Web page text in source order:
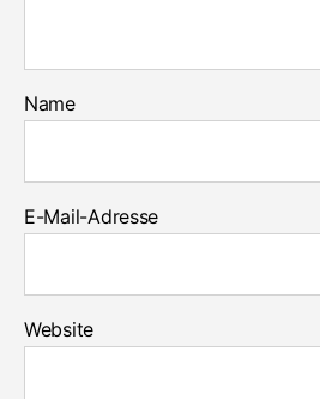
Name
E-Mail-Adresse
Website